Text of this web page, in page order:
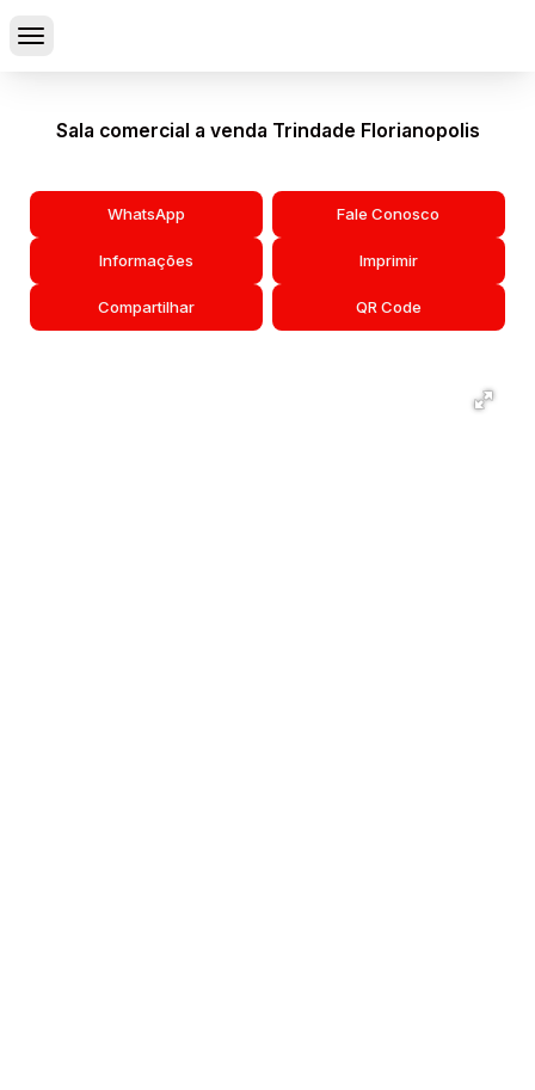
Sala comercial a venda Trindade Florianopolis
WhatsApp Fale Conosco
Informações Imprimir
Compartilhar QR Code